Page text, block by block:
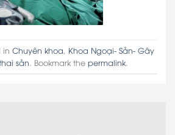
in Chuyên khoa, Khoa Ngoại- Sản- Gây
sản. Bookmark the permalink.